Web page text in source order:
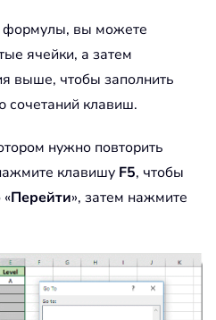
вы можете
ячейки, а затем
выше, чтобы заполнить
сочетаний клавиш.
нужно повторить
клавишу F5, чтобы
Перейти», затем нажмите